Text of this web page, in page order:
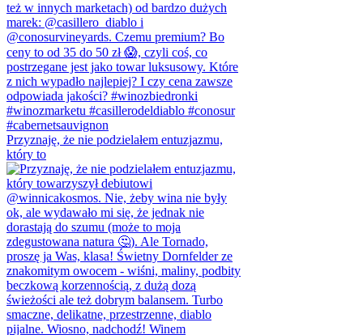
Przyznaję, że nie podzielałem entuzjazmu,
który to